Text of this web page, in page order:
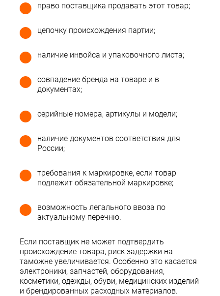
право поставщика продавать этот товар;
цепочку происхождения партии;
наличие инвойса и упаковочного листа;
совпадение бренда на товаре и в
документах;
серийные номера, артикулы и модели;
наличие документов соответствия для
России;
требования к маркировке, если товар
подлежит обязательной маркировке;
возможность легального ввоза по
актуальному перечню.
Если поставщик не может подтвердить
происхождение товара, риск задержки на
таможне увеличивается. Особенно это касается
электроники, запчастей, оборудования,
косметики, одежды, обуви, медицинских изделий
и брендированных расходных материалов.